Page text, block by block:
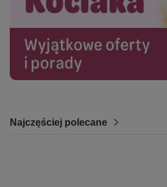
Najczęściej polecane